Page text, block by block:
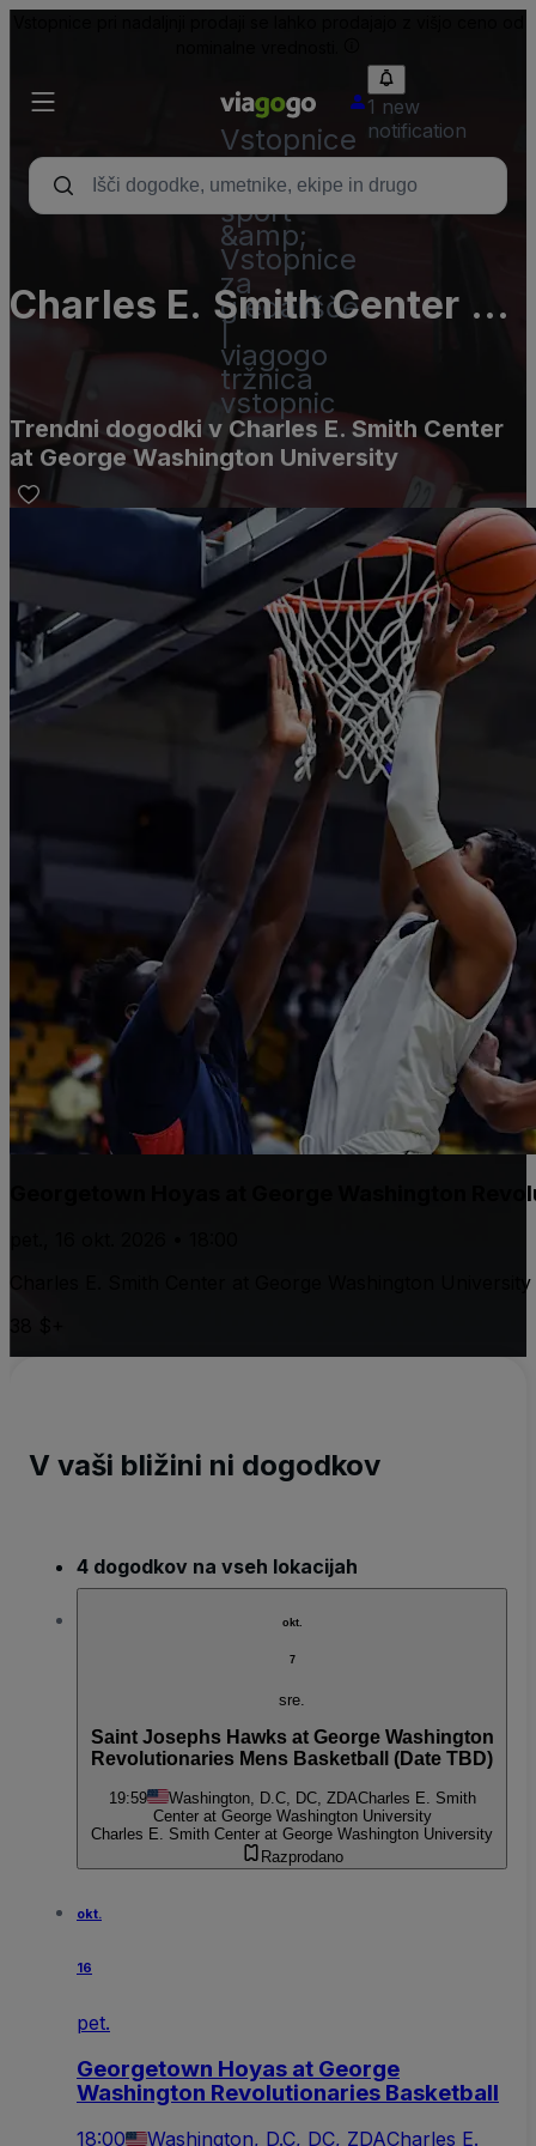
Vstopnice
–
koncert,
šport
&amp;
Vstopnice
za
gledališče
|
viagogo
tržnica
vstopnic
1 new
notification
Charles E. Smith Center at
George Washington
Trendni dogodki v Charles E. Smith Center
at George Washington University
Georgetown Hoyas at George Washington
Charles E. Smith Center at George Washington University
V vaši bližini ni dogodkov
4 dogodkov na vseh lokacijah
okt.
7
sre.
Saint Josephs Hawks at George Washington
Revolutionaries Mens Basketball (Date TBD)
19:59 Washington, D.C, DC, ZDACharles E. Smith
Center at George Washington University
Charles E. Smith Center at George Washington University
Razprodano
okt.
16
pet.
Georgetown Hoyas at George
Washington Revolutionaries Basketball
18:00 Washington, D.C, DC, ZDACharles E.